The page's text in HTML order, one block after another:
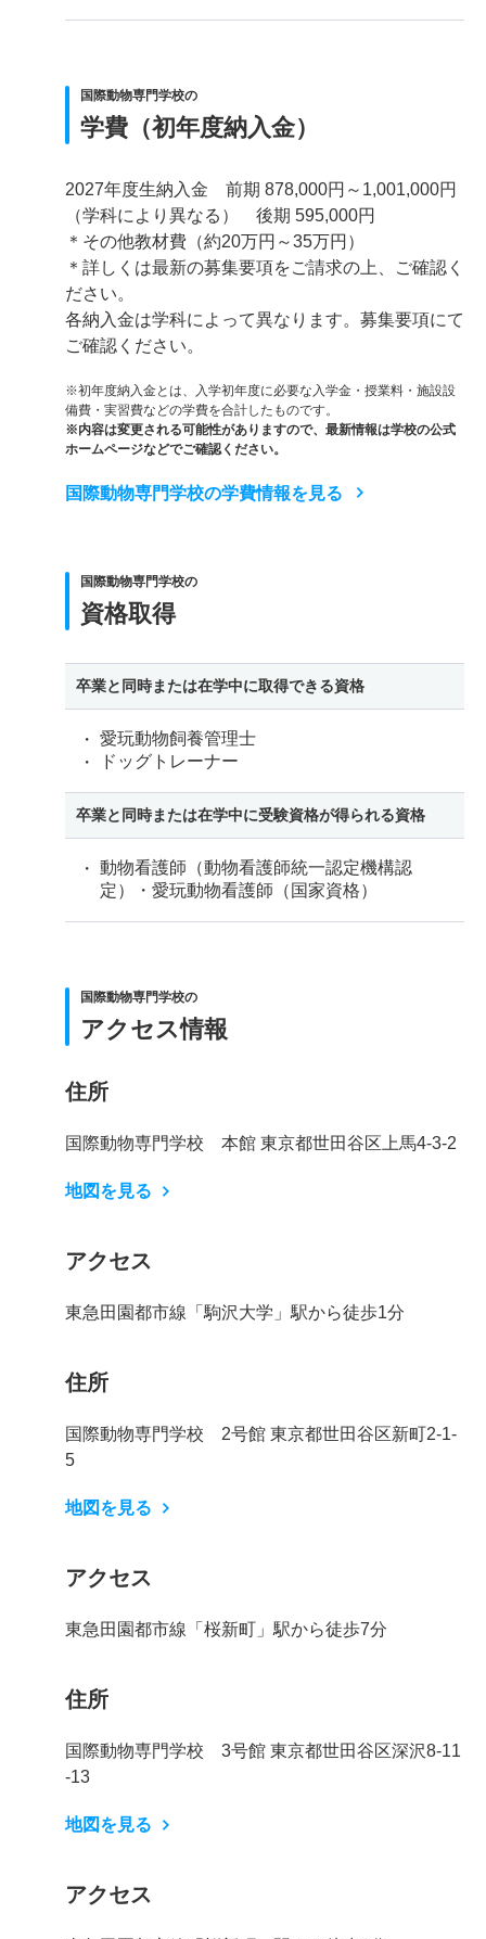
国際動物専門学校の
学費（初年度納入金）
2027年度生納入金 前期 878,000円～1,001,000円
（学科により異なる） 後期 595,000円
＊その他教材費（約20万円～35万円）
＊詳しくは最新の募集要項をご請求の上、ご確認く
ださい。
各納入金は学科によって異なります。募集要項にて
ご確認ください。
※初年度納入金とは、入学初年度に必要な入学金・授業料・施設設
備費・実習費などの学費を合計したものです。
※内容は変更される可能性がありますので、最新情報は学校の公式
ホームページなどでご確認ください。
国際動物専門学校の学費情報を見る
国際動物専門学校の
資格取得
卒業と同時または在学中に取得できる資格
愛玩動物飼養管理士
ドッグトレーナー
卒業と同時または在学中に受験資格が得られる資格
動物看護師（動物看護師統一認定機構認
定）・愛玩動物看護師（国家資格）
国際動物専門学校の
アクセス情報
住所
国際動物専門学校 本館 東京都世田谷区上馬4-3-2
地図を見る
アクセス
東急田園都市線「駒沢大学」駅から徒歩1分
住所
国際動物専門学校 2号館 東京都世田谷区新町2-1-
5
地図を見る
アクセス
東急田園都市線「桜新町」駅から徒歩7分
住所
国際動物専門学校 3号館 東京都世田谷区深沢8-11
-13
地図を見る
アクセス